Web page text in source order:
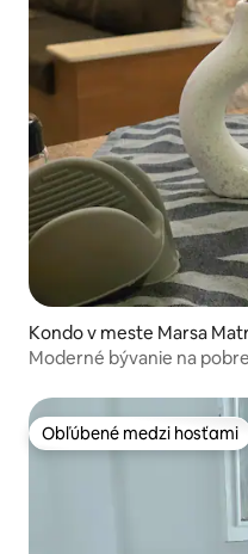
Kondo v meste Marsa
Moderné bývanie na
Obľúbené medzi hosťami
Obľúbené medzi hosťami